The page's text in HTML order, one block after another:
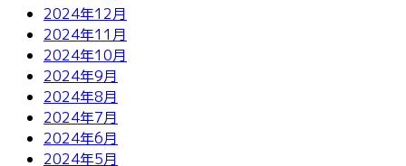
2024年12月
2024年11月
2024年10月
2024年9月
2024年8月
2024年7月
2024年6月
2024年5月